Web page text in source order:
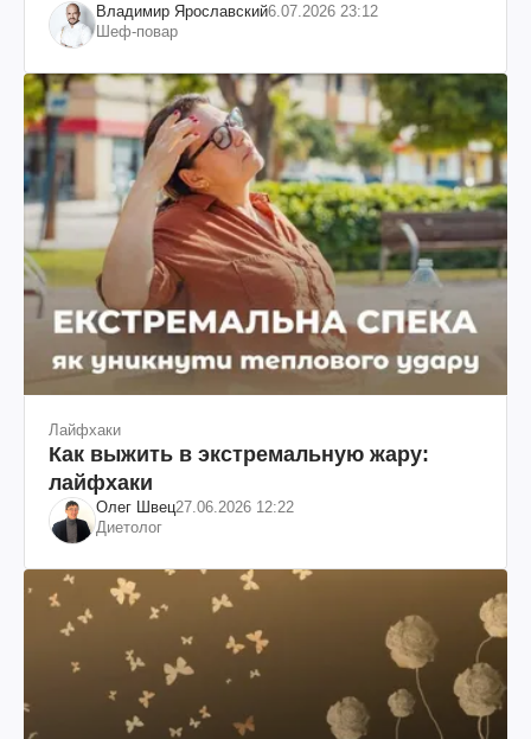
Владимир Ярославский6.07.2026 23:12
Шеф-повар
Лайфхаки
Как выжить в экстремальную жару:
лайфхаки
Олег Швец27.06.2026 12:22
Диетолог